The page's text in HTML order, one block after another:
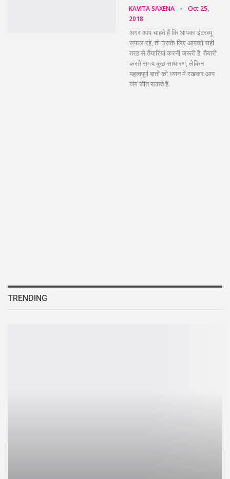
KAVITA SAXENA
Oct 25,
2018
अगर आप चाहते हैं कि आपका इंटरव्यू
सफल रहे, तो उसके लिए आपको सही
तरह से तैयारियां करनी जरूरी है. तैयारी
करते समय कुछ साधारण, लेकिन
महत्वपूर्ण बातों को ध्यान में रखकर आप
जंग जीत सकते हैं.
TRENDING